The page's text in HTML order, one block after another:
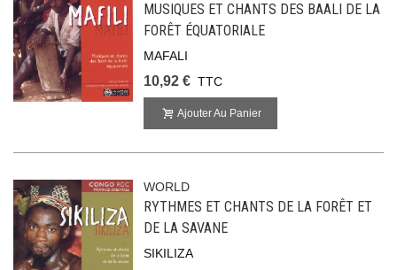
MUSIQUES ET CHANTS DES BAALI DE LA
FORÊT ÉQUATORIALE
MAFALI
10,92 € TTC
Ajouter Au Panier
WORLD
RYTHMES ET CHANTS DE LA FORÊT ET
DE LA SAVANE
SIKILIZA